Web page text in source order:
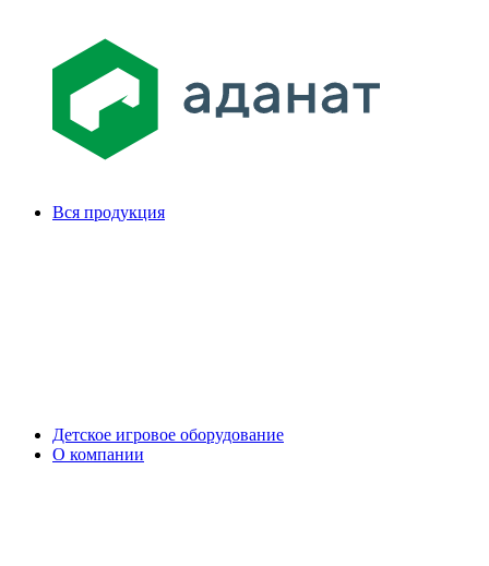
Вся продукция
Детское игровое оборудование
О компании